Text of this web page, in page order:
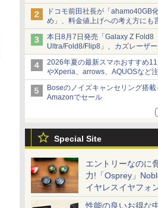
ドコモ前田社長が「ahamo40GB
め」、料金値上げへの考え方にも
本日8月7日発売「Galaxy Z Fold8
Ultra/Fold8/Flip8」、カズレーザ
ば屋のメニュー並みの薄さ」
2026年夏の最新スマホおすすめ
やXperia、arrows、AQUOSなど
徴は
Boseのノイズキャンセリング搭
Amazonでセール
Special Site
エントリーなのに
力!「Osprey」
イヤレスイヤフォ
一気に聴く
性能の良いお得な